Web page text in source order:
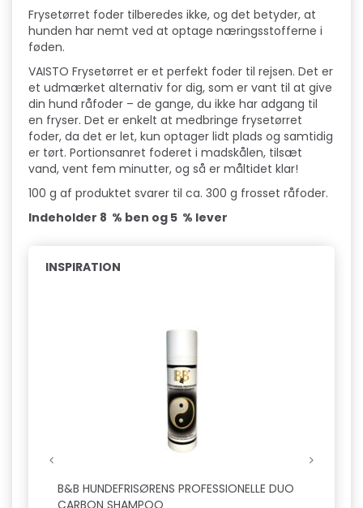
Frysetørret foder tilberedes ikke, og det betyder, at
hunden har nemt ved at optage næringsstofferne i
føden.
VAISTO Frysetørret er et perfekt foder til rejsen. Det er
et udmærket alternativ for dig, som er vant til at give
din hund råfoder – de gange, du ikke har adgang til
en fryser. Det er enkelt at medbringe frysetørret
foder, da det er let, kun optager lidt plads og samtidig
er tørt. Portionsanret foderet i madskålen, tilsæt
vand, vent fem minutter, og så er måltidet klar!
100 g af produktet svarer til ca. 300 g frosset råfoder.
Indeholder 8 % ben og 5 % lever
INSPIRATION
B&B HUNDEFRISØRENS PROFESSIONELLE DUO